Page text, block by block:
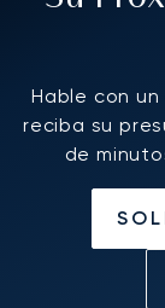
Hable con
reciba su
de